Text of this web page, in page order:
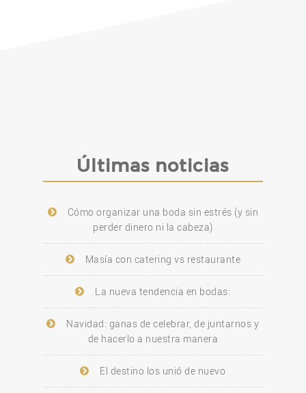
Últimas noticias
Cómo organizar una boda sin estrés (y sin
perder dinero ni la cabeza)
Masía con catering vs restaurante
La nueva tendencia en bodas:
Navidad: ganas de celebrar, de juntarnos y
de hacerlo a nuestra manera
El destino los unió de nuevo